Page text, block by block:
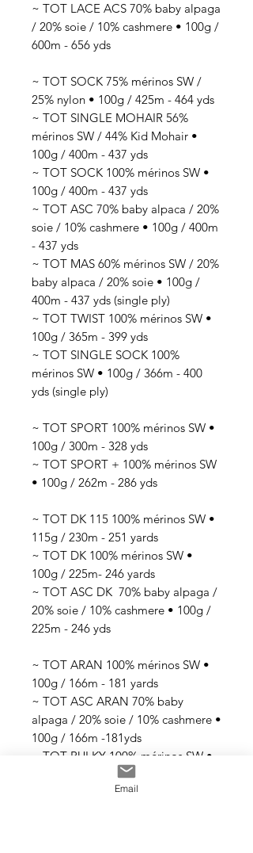
~ TOT LACE ACS 70% baby alpaga
/ 20% soie / 10% cashmere • 100g /
600m - 656 yds
~ TOT SOCK 75% mérinos SW /
25% nylon • 100g / 425m - 464 yds
~ TOT SINGLE MOHAIR 56%
mérinos SW / 44% Kid Mohair •
100g / 400m - 437 yds
~ TOT SOCK 100% mérinos SW •
100g / 400m - 437 yds
~ TOT ASC 70% baby alpaca / 20%
soie / 10% cashmere • 100g / 400m
- 437 yds
~ TOT MAS 60% mérinos SW / 20%
baby alpaca / 20% soie • 100g /
400m - 437 yds (single ply)
~ TOT TWIST 100% mérinos SW •
100g / 365m - 399 yds
~ TOT SINGLE SOCK 100%
mérinos SW • 100g / 366m - 400
yds (single ply)
~ TOT SPORT 100% mérinos SW •
100g / 300m - 328 yds
~ TOT SPORT + 100% mérinos SW
• 100g / 262m - 286 yds
~ TOT DK 115 100% mérinos SW •
115g / 230m - 251 yards
~ TOT DK 100% mérinos SW •
100g / 225m- 246 yards
~ TOT ASC DK 70% baby alpaga /
20% soie / 10% cashmere • 100g /
225m - 246 yds
~ TOT ARAN 100% mérinos SW •
100g / 166m - 181 yards
~ TOT ASC ARAN 70% baby
alpaga / 20% soie / 10% cashmere •
100g / 166m -181yds
~ TOT BULKY 100% mérinos SW •
100g / 100m - 109 yards
~ TOT SINGLE BULKY 80% mérinos
Email